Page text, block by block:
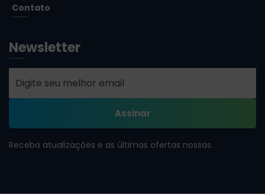
Contato
Newsletter
Receba atualizações e as últimas ofertas nossas.